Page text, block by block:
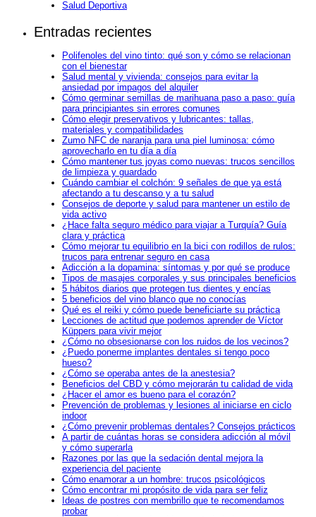
Salud Deportiva
Entradas recientes
Polifenoles del vino tinto: qué son y cómo se relacionan
con el bienestar
Salud mental y vivienda: consejos para evitar la
ansiedad por impagos del alquiler
Cómo germinar semillas de marihuana paso a paso: guía
para principiantes sin errores comunes
Cómo elegir preservativos y lubricantes: tallas,
materiales y compatibilidades
Zumo NFC de naranja para una piel luminosa: cómo
aprovecharlo en tu día a día
Cómo mantener tus joyas como nuevas: trucos sencillos
de limpieza y guardado
Cuándo cambiar el colchón: 9 señales de que ya está
afectando a tu descanso y a tu salud
Consejos de deporte y salud para mantener un estilo de
vida activo
¿Hace falta seguro médico para viajar a Turquía? Guía
clara y práctica
Cómo mejorar tu equilibrio en la bici con rodillos de rulos:
trucos para entrenar seguro en casa
Adicción a la dopamina: síntomas y por qué se produce
Tipos de masajes corporales y sus principales beneficios
5 hábitos diarios que protegen tus dientes y encías
5 beneficios del vino blanco que no conocías
Qué es el reiki y cómo puede beneficiarte su práctica
Lecciones de actitud que podemos aprender de Víctor
Küppers para vivir mejor
¿Cómo no obsesionarse con los ruidos de los vecinos?
¿Puedo ponerme implantes dentales si tengo poco
hueso?
¿Cómo se operaba antes de la anestesia?
Beneficios del CBD y cómo mejorarán tu calidad de vida
¿Hacer el amor es bueno para el corazón?
Prevención de problemas y lesiones al iniciarse en ciclo
indoor
¿Cómo prevenir problemas dentales? Consejos prácticos
A partir de cuántas horas se considera adicción al móvil
y cómo superarla
Razones por las que la sedación dental mejora la
experiencia del paciente
Cómo enamorar a un hombre: trucos psicológicos
Cómo encontrar mi propósito de vida para ser feliz
Ideas de postres con membrillo que te recomendamos
probar